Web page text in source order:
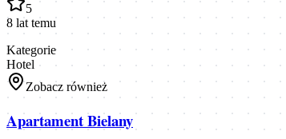
5
8 lat temu
Kategorie
Hotel
Zobacz również
Apartament Bielany